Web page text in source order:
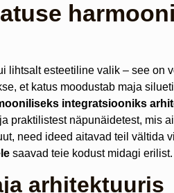
lihtsalt esteetiline valik – see on
et katus moodustab maja
integratsiooniks
praktilistest näpunäidetest, mis
need ideed aitavad teil vältida
saavad teie kodust midagi erilist.
arhitektuuris